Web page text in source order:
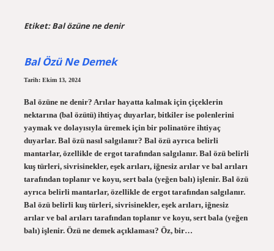
Etiket:Bal özüne ne denir
Bal Özü Ne Demek
Tarih: Ekim 13, 2024
Bal özüne ne denir? Arılar hayatta kalmak için çiçeklerin
nektarına (bal özütü) ihtiyaç duyarlar, bitkiler ise polenlerini
yaymak ve dolayısıyla üremek için bir polinatöre ihtiyaç
duyarlar. Bal özü nasıl salgılanır? Bal özü ayrıca belirli
mantarlar, özellikle de ergot tarafından salgılanır. Bal özü belirli
kuş türleri, sivrisinekler, eşek arıları, iğnesiz arılar ve bal arıları
tarafından toplanır ve koyu, sert bala (yeğen balı) işlenir. Bal özü
ayrıca belirli mantarlar, özellikle de ergot tarafından salgılanır.
Bal özü belirli kuş türleri, sivrisinekler, eşek arıları, iğnesiz
arılar ve bal arıları tarafından toplanır ve koyu, sert bala (yeğen
balı) işlenir. Özü ne demek açıklaması? Öz, bir…